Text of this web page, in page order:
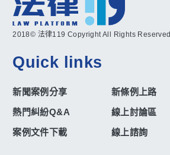
2018© 法律119 Copyright All Rights Reserved
Quick links
新聞案例分享
新條例上路
熱門糾紛Q&A
線上討論區
案例文件下載
線上諮詢